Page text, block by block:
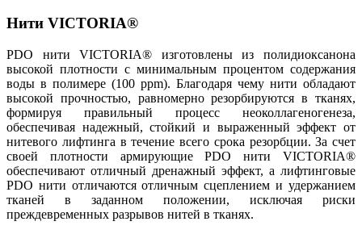
Нити VICTORIA®
PDO нити VICTORIA® изготовлены из полидиоксанона
высокой плотности с минимальным процентом содержания
воды в полимере (100 ppm). Благодаря чему нити обладают
высокой прочностью, равномерно резорбируются в тканях,
формируя правильный процесс неоколлагеногенеза,
обеспечивая надежный, стойкий и выраженный эффект от
нитевого лифтинга в течение всего срока резорбции. За счет
своей плотности армирующие PDO нити VICTORIA®
обеспечивают отличный дренажный эффект, а лифтинговые
PDO нити отличаются отличным сцеплением и удержанием
тканей в заданном положении, исключая риски
преждевременных разрывов нитей в тканях.